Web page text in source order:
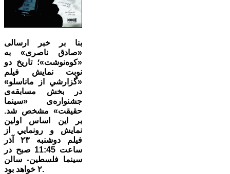
بنا بر خبر ارسالی
«صادق ناصری» به
«کوه‌نوشت»؛ تاريخ دو
نوبت نمايش فيلم
«گزارشي از ماناسلو»
در بخش مسابقه‌ی
جشنواره‌ی «سینما
حقیقت» مشخص شد.
بر این اساس اولین
نمايش و رونمايي از
فيلم دوشنبه ٢٣ آذر
ساعت 11:45 صبح در
سينما فلسطين- سالن
٢ خواهد بود.